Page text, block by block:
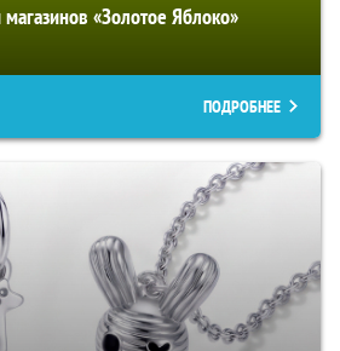
«Золотое Яблоко»
ПОДРОБНЕЕ